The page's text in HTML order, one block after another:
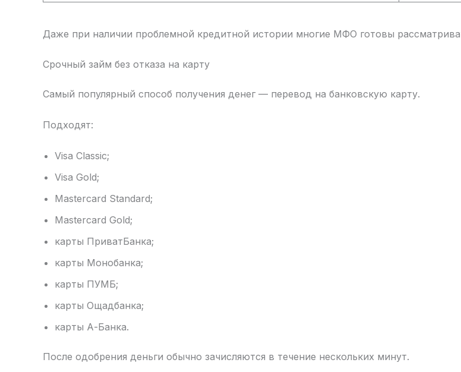
Даже при наличии проблемной кредитной истории многие МФО готовы
Срочный займ без отказа на карту
Самый популярный способ получения денег — перевод на банковскую карту.
Подходят:
Visa Classic;
Visa Gold;
Mastercard Standard;
Mastercard Gold;
карты ПриватБанка;
карты Монобанка;
карты ПУМБ;
карты Ощадбанка;
карты А-Банка.
После одобрения деньги обычно зачисляются в течение нескольких минут.